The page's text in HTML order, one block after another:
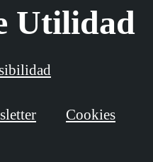
Utilidad
Cookies